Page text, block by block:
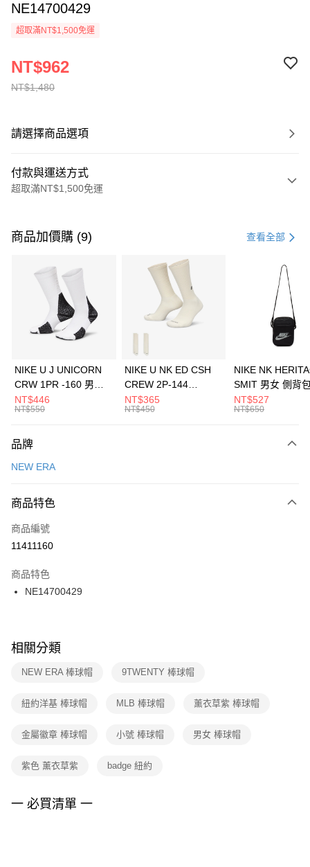
NE14700429
超取滿NT$1,500免運
NT$1,480
NT$962
請選擇商品選項
付款與運送方式
超取滿NT$1,500免運
信用卡一次付款
3 期 0 利率 每期 21家銀行
合作金庫商業銀行
第一商業銀行
華南商業銀行
彰化商業銀行
上海商業儲蓄銀行
元大商業銀行
台灣樂天信用卡公司
Apple Pay
全盈+PAY
AFTEE先享後付
【關於「AFTEE先享後付」】
便利好安心！
３．安心：先確認商品／服務後，再付款。
【「AFTEE先享後付」結帳流程】
１．於結帳方式選擇「AFTEE先享後付」後，將跳轉至「AFTEE先享後付」
２．訂單成立數日內，您將收到繳費通知簡訊。
３．收到繳費通知簡訊後14天內，點擊此簡訊中的連結，可透過四大超商／
ATM／網路銀行／等多元方式進行付款，方視為交易完成。
※ 交易是否成功請以「AFTEE先享後付 」之結帳頁面顯示為準，若有關於
是否繳費成功／繳費後需取消欲退款等相關疑問，請聯繫「AFTEE先享後付
客戶支援中心」https://netprotections.freshdesk.com/support/home
１．透過由恩沛科技股份有限公司提供之「AFTEE先享後付」服務完成之交
權轉讓予恩沛科技股份有限公司。
３．未成年的使用者請事先徵得法定代理人或監護人之同意方可使用
４．使用「AFTEE先享後付」時，將依據個別帳號之用戶狀況，依本公司即
運送方式
每筆NT$100，滿NT$1,500(含以上)免運費
宅配
每筆NT$100，滿NT$1,500(含以上)免運費
付款後門市自取
每筆NT$100，滿NT$1,500(含以上)免運費
商品加價購 (9) 查看全部
NIKE U J UNICORN
CRW 1PR -160 男女
中統襪 FZ3393100
NT$446
NT$550
NIKE U NK ED CSH
CREW 2P-144
EMBRDY 男女 短統襪
FZ3073133
NT$365
NT$450
NIKE NK
SMIT 男女 側背
BA5871010
NT$527
NT$650
品牌
NEW ERA
商品特色
商品編號
11411160
商品特色
NE14700429
相關分類
NEW ERA 棒球帽 9TWENTY 棒球帽
紐約洋基 棒球帽 MLB 棒球帽 薰衣草紫 棒球帽
金屬徽章 棒球帽 小號 棒球帽 男女 棒球帽
紫色 薰衣草紫 badge 紐約
一 必買清單 一